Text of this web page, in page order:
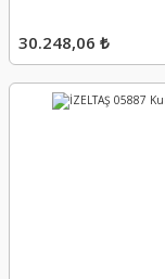
30.248,06 ₺